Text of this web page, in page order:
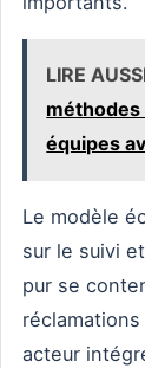
LIRE
équipes
Le modèle
sur le suivi
pur se
acteur